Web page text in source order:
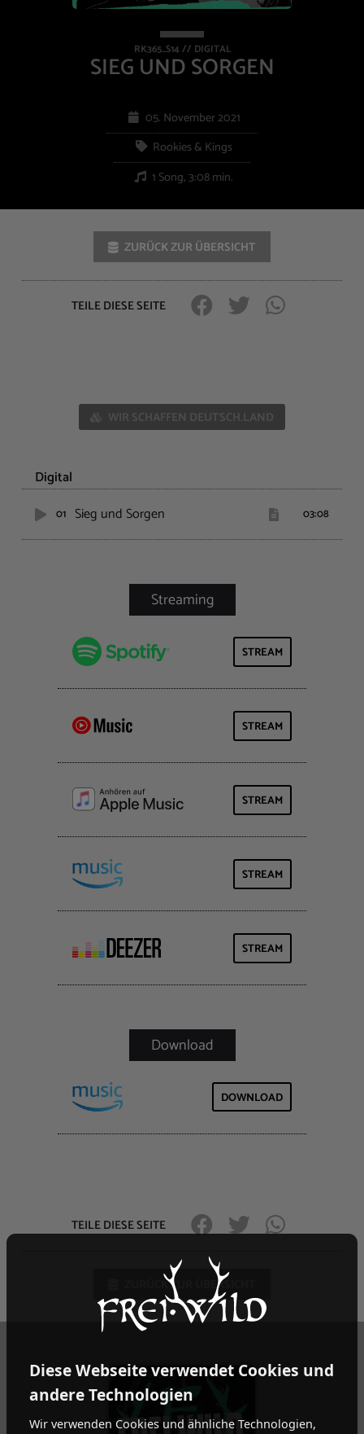
RK365_S14 // DIGITAL
SIEG UND SORGEN
05. November 2021
Rookies & Kings
1 Song, 3:08 min.
ZURÜCK ZUR ÜBERSICHT
TEILE DIESE SEITE
WIR SCHAFFEN DEUTSCH.LAND
Digital
01 Sieg und Sorgen 03:08
STREAM
STREAM
STREAM
STREAM
STREAM
DOWNLOAD
TEILE DIESE SEITE
ZURÜCK ZUR ÜBERSICHT
Diese Webseite verwendet Cookies und
andere Technologien
Wir verwenden Cookies und ähnliche Technologien,